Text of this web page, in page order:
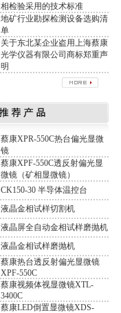
相检验采用的技术标准
地矿行业勘探检测设备选购清
单
关于东北某企业盗用上海蔡康
光学仪器有限公司商标郑重声
明
蔡康XPR-550C热台偏光显微
镜
蔡康XPF-550C透反射偏光显
微镜（矿相显微镜）
CK150-30 半导体温控台
液晶金相试样切割机
液晶屏全自动金相试样磨抛机
液晶金相试样磨抛机
蔡康热台透反射偏光显微镜
XPF-550C
蔡康视频体视显微镜XTL-
3400C
蔡康LED倒置显微镜XDS-